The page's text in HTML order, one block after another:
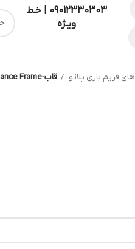
09012330303 | خـط
ویـژه
فریم بازی پلاتو قاب-Seance Frame